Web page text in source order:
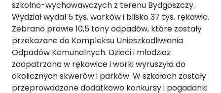
szkolno-wychowawczych z terenu Bydgoszczy.
Wydział wydał 5 tys. worków i blisko 37 tys. rękawic.
Zebrano prawie 10,5 tony odpadów, które zostały
przekazane do Kompleksu Unieszkodliwiania
Odpadów Komunalnych. Dzieci i młodzież
zaopatrzona w rękawice i worki wyruszyła do
okolicznych skwerów i parków. W szkołach zostały
przeprowadzone dodatkowo konkursy i pogadanki